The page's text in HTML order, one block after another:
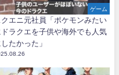
ゲーム
クエニ元社員「ポケモンみたい
ドラクエを子供や海外でも人気
したかった」